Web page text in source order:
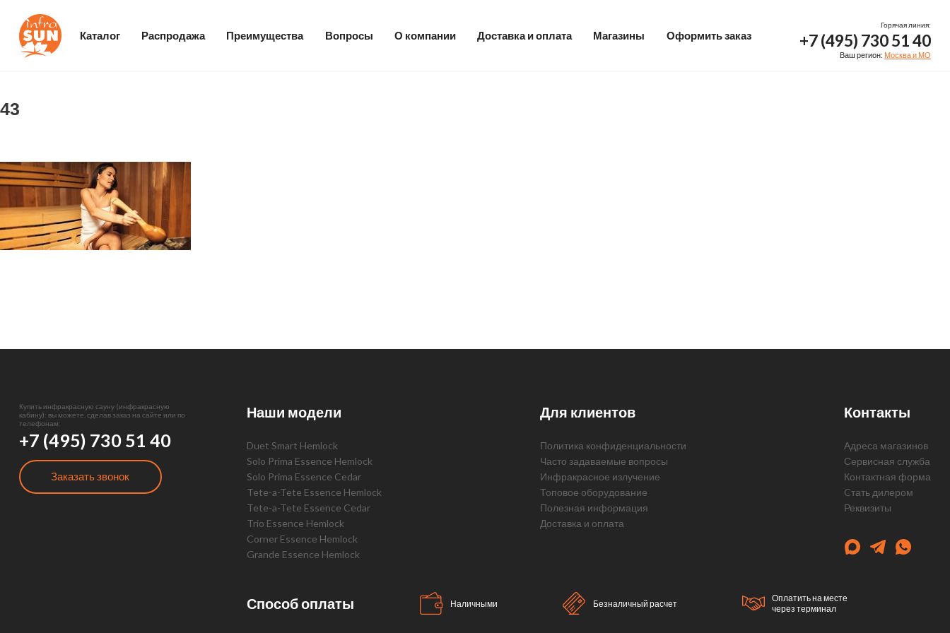
Горячая линия:
+7 (495) 730 51 40
Ваш регион: Москва и МО
Каталог Распродажа Преимущества Вопросы О компании Доставка и оплата Магазины Оформить заказ
43
Купить инфракрасную сауну (инфракрасную
кабину): вы можете, сделав заказ на сайте или по
телефонам:
+7 (495) 730 51 40
Заказать звонок
Наши модели
Duet Smart Hemlock
Solo Prima Essence Hemlock
Solo Prima Essence Cedar
Tete-a-Tete Essence Hemlock
Tete-a-Tete Essence Cedar
Trio Essence Hemlock
Corner Essence Hemlock
Grande Essence Hemlock
Для клиентов
Политика конфиденциальности
Часто задаваемые вопросы
Инфракрасное излучение
Топовое оборудование
Полезная информация
Доставка и оплата
Контакты
Адреса магазинов
Сервисная служба
Контактная форма
Cтать дилером
Реквизиты
Способ оплаты Наличными Безналичный расчет
Оплатить на месте
через терминал